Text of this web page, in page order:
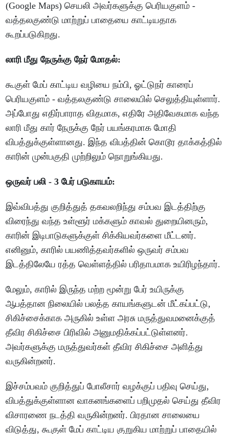
(Google Maps) செயலி அவர்களுக்கு பெரியகுளம் -
வத்தலகுண்டு மாற்றுப் பாதையை காட்டியதாக
கூறப்படுகிறது.
லாரி மீது நேருக்கு நேர் மோதல்:
கூகுள் மேப் காட்டிய வழியை நம்பி, ஓட்டுநர் காரைப்
பெரியகுளம் - வத்தலகுண்டு சாலையில் செலுத்தியுள்ளார்.
அப்போது எதிர்பாராத விதமாக, எதிரே அதிவேகமாக வந்த
லாரி மீது கார் நேருக்கு நேர் பயங்கரமாக மோதி
விபத்துக்குள்ளானது. இந்த விபத்தின் கொடூர தாக்கத்தில்
காரின் முன்பகுதி முற்றிலும் நொறுங்கியது.
ஒருவர் பலி - 3 பேர் படுகாயம்:
இவ்விபத்து குறித்துத் தகவலறிந்து சம்பவ இடத்திற்கு
விரைந்து வந்த உள்ளூர் மக்களும் காவல் துறையினரும்,
காரின் இடிபாடுகளுக்குள் சிக்கியவர்களை மீட்டனர்.
எனினும், காரில் பயணித்தவர்களில் ஒருவர் சம்பவ
இடத்திலேயே ரத்த வெள்ளத்தில் பரிதாபமாக உயிரிழந்தார்.
மேலும், காரில் இருந்த மற்ற மூன்று பேர் உயிருக்கு
ஆபத்தான நிலையில் பலத்த காயங்களுடன் மீட்கப்பட்டு,
சிகிச்சைக்காக அருகில் உள்ள அரசு மருத்துவமனைக்குத்
தீவிர சிகிச்சை பிரிவில் அனுமதிக்கப்பட்டுள்ளனர்.
அவர்களுக்கு மருத்துவர்கள் தீவிர சிகிச்சை அளித்து
வருகின்றனர்.
இச்சம்பவம் குறித்துப் போலீசார் வழக்குப் பதிவு செய்து,
விபத்துக்குள்ளான வாகனங்களைப் பறிமுதல் செய்து தீவிர
விசாரணை நடத்தி வருகின்றனர். பிரதான சாலையை
விடுத்து, கூகுள் மேப் காட்டிய குறுகிய மாற்றுப் பாதையில்